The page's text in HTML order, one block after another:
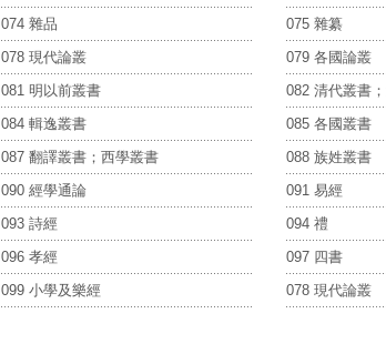
074 雜品
075 雜纂
078 現代論叢
079 各國論叢
081 明以前叢書
082 清代叢書
084 輯逸叢書
085 各國叢書
087 翻譯叢書；西學叢書
088 族姓叢書
090 經學通論
091 易經
093 詩經
094 禮
096 孝經
097 四書
099 小學及樂經
078 現代論叢